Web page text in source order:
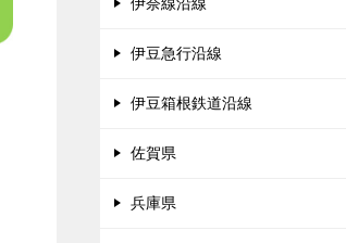
伊豆急行沿線
伊豆箱根鉄道沿線
佐賀県
兵庫県